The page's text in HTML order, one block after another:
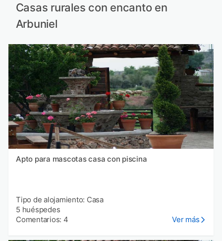
Casas rurales con encanto en
Arbuniel
Apto para mascotas casa con piscina
Tipo de alojamiento: Casa
5 huéspedes
Comentarios: 4
Ver más